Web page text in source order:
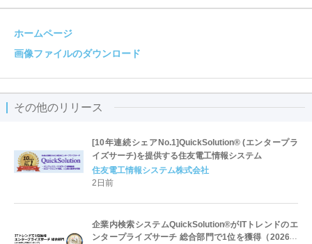
ホームページ
画像ファイルのダウンロード
その他のリリース
[10年連続シェアNo.1]QuickSolution® (エンタープラ
イズサーチ)を提供する住友電工情報システム
住友電工情報システム株式会社
2日前
企業内検索システムQuickSolution®がITトレンドのエ
ンタープライズサーチ 総合部門で1位を獲得（2026年